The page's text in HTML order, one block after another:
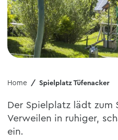
Home Spielplatz Tüfenacker
Der Spielplatz lädt zum
Verweilen in ruhiger,
ein.